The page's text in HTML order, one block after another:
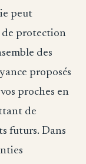
peut
de protection
des
proposés
proches en
de
futurs. Dans